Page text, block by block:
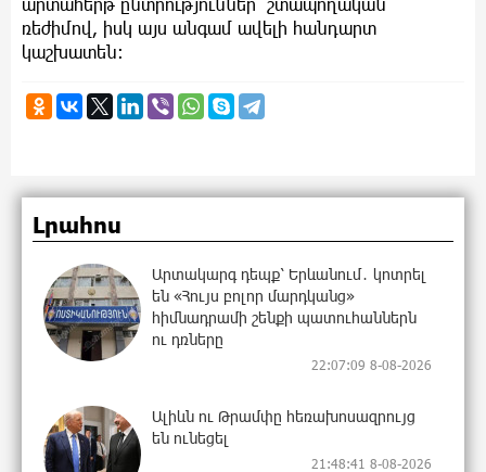
ռեժիմով, իսկ այս անգամ ավելի հանդարտ
կաշխատեն:
Լրահոս
Արտակարգ դեպք՝ Երևանում․ կոտրել
են «Հույս բոլոր մարդկանց»
հիմնադրամի շենքի պատուհաններն
ու դռները
22:07:09 8-08-2026
Ալիևն ու Թրամփը հեռախոսազրույց
են ունեցել
21:48:41 8-08-2026